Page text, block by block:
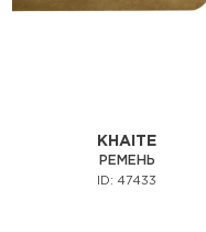
KHAITE
РЕМЕНЬ
ID: 47433